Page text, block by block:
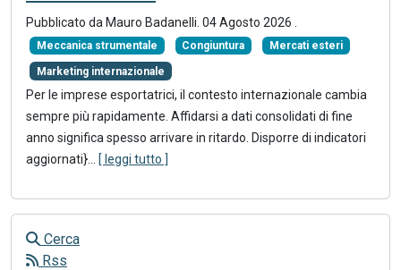
Pubblicato da Mauro Badanelli 04 Agosto 2026
Meccanica strumentale Congiuntura Mercati esteri
Marketing internazionale
Per le imprese esportatrici, il contesto internazionale cambia
sempre più rapidamente. Affidarsi a dati consolidati di fine
anno significa spesso arrivare in ritardo. Disporre di indicatori
aggiornati}
[ leggi tutto ]
Cerca
Rss